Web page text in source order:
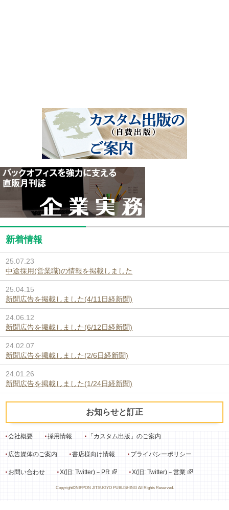
新着情報
25.07.23
中途採用(営業職)の情報を掲載しました
25.04.15
新聞広告を掲載しました(4/11日経新聞)
24.06.12
新聞広告を掲載しました(6/12日経新聞)
24.02.07
新聞広告を掲載しました(2/6日経新聞)
24.01.26
新聞広告を掲載しました(1/24日経新聞)
お知らせと訂正
会社概要 採用情報 「カスタム出版」のご案内
広告媒体のご案内 書店様向け情報 プライバシーポリシー
お問い合わせ X(旧: Twitter)－PR X(旧: Twitter)－営業
Copyright©NIPPON JITSUGYO PUBLISHING All Rights Reserved.